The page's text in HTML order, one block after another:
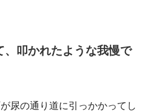
叩かれたような我慢で
尿の通り道に引っかかってし